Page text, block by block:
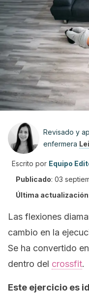
Revisado y
enfermera
Escrito por Equipo
Publicado: 03
Última
Las flexiones
cambio en la
Se ha convertido
dentro del crossfit.
Este ejercicio es